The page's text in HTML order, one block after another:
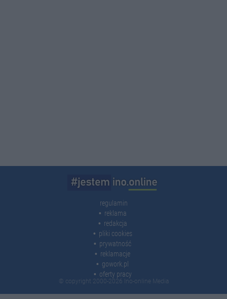
regulamin
reklama
redakcja
pliki cookies
prywatność
reklamacje
gowork.pl
oferty pracy
© copyright 2000-2026 Ino-online Media